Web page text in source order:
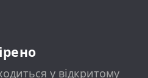
у відкритому